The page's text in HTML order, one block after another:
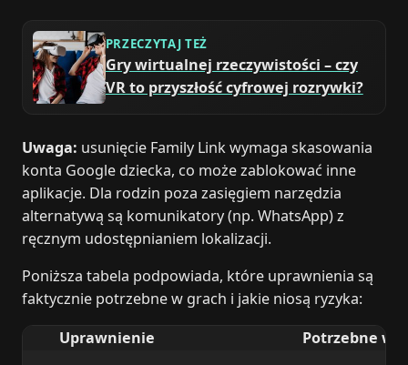
PRZECZYTAJ TEŻ
Gry wirtualnej rzeczywistości – czy
VR to przyszłość cyfrowej rozrywki?
Uwaga: usunięcie Family Link wymaga skasowania
konta Google dziecka, co może zablokować inne
aplikacje. Dla rodzin poza zasięgiem narzędzia
alternatywą są komunikatory (np. WhatsApp) z
ręcznym udostępnianiem lokalizacji.
Poniższa tabela podpowiada, które uprawnienia są
faktycznie potrzebne w grach i jakie niosą ryzyka:
Uprawnienie
Potrzebne w